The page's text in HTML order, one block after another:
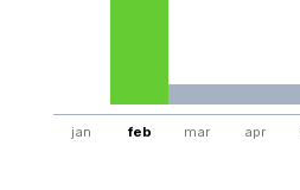
jan feb mar apr